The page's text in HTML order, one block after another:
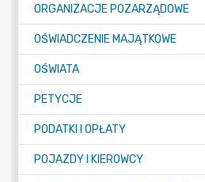
ORGANIZACJE POZARZĄDOWE
OŚWIADCZENIE MAJĄTKOWE
OŚWIATA
PETYCJE
PODATKI I OPŁATY
POJAZDY I KIEROWCY